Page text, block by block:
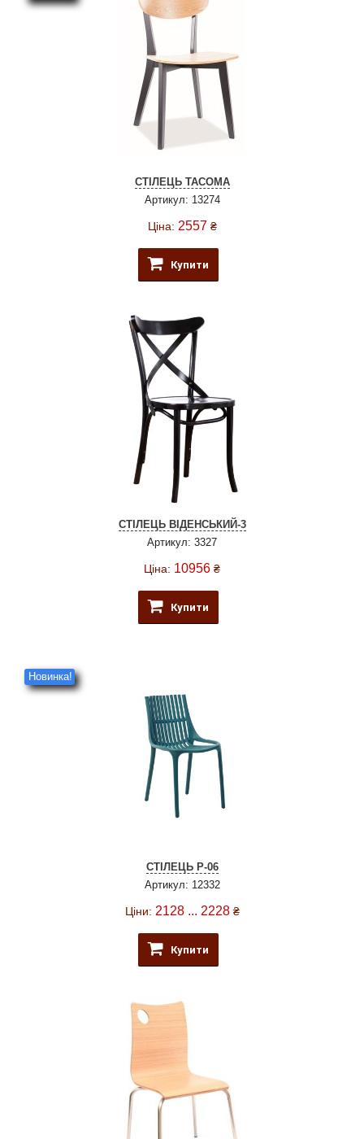
СТІЛЕЦЬ TACOMA
Артикул: 13274
Ціна: 2557 ₴
Купити
СТІЛЕЦЬ ВІДЕНСЬКИЙ-3
Артикул: 3327
Ціна: 10956 ₴
Купити
Новинка!
СТІЛЕЦЬ P-06
Артикул: 12332
Ціни: 2128 ... 2228 ₴
Купити